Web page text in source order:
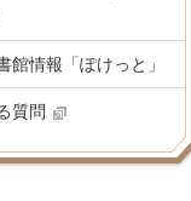
館情報「ぽけっと」
質問